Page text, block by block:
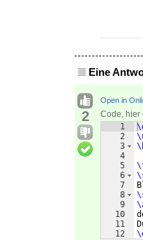
Eine
2
Open in
Code, hier
1
2
3
4
5
6
7
8
9
10
11
12